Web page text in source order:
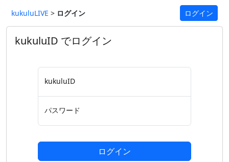
kukuluLIVE > ログイン ログイン
kukuluID でログイン
kukuluID
パスワード
ログイン